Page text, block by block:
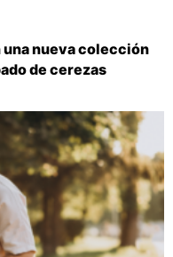
una nueva colección
de cerezas